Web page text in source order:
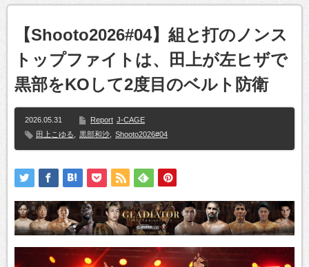
【Shooto2026#04】組と打のノンス
トップファイトは、田上が左ヒザで
黒部をKOして2度目のベルト防衛
2026.05.31 Report J-CAGE
田上こゆる
黒部和沙 Shooto2026#04